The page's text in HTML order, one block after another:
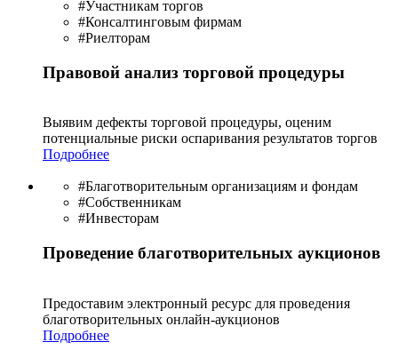
#Участникам торгов
#Консалтинговым фирмам
#Риелторам
Правовой анализ торговой процедуры
Выявим дефекты торговой процедуры, оценим
потенциальные риски оспаривания результатов торгов
Подробнее
#Благотворительным организациям и фондам
#Собственникам
#Инвесторам
Проведение благотворительных аукционов
Предоставим электронный ресурс для проведения
благотво­рительных онлайн-аукционов
Подробнее